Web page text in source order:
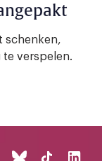
schenken,
te verspelen.